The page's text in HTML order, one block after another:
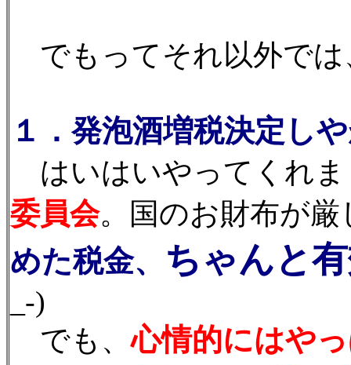
でもってそれ以外では
１．発泡酒増税決定し
はいはいやってくれま
委員会。国のお財布が
めた税金、 ちゃんと
_-)
でも、心情的にはや